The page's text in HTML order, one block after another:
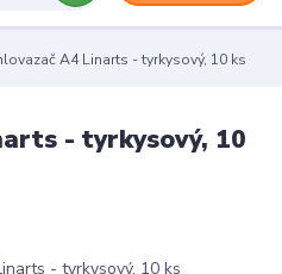
A4 Linarts - tyrkysový, 10 ks
- tyrkysový, 10